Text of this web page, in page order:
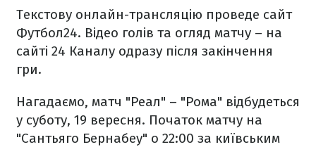
Текстову онлайн-трансляцію проведе сайт
Футбол24. Відео голів та огляд матчу – на
сайті 24 Каналу одразу після закінчення
гри.
Нагадаємо, матч "Реал" – "Рома" відбудеться
у суботу, 19 вересня. Початок матчу на
"Сантьяго Бернабеу" о 22:00 за київським